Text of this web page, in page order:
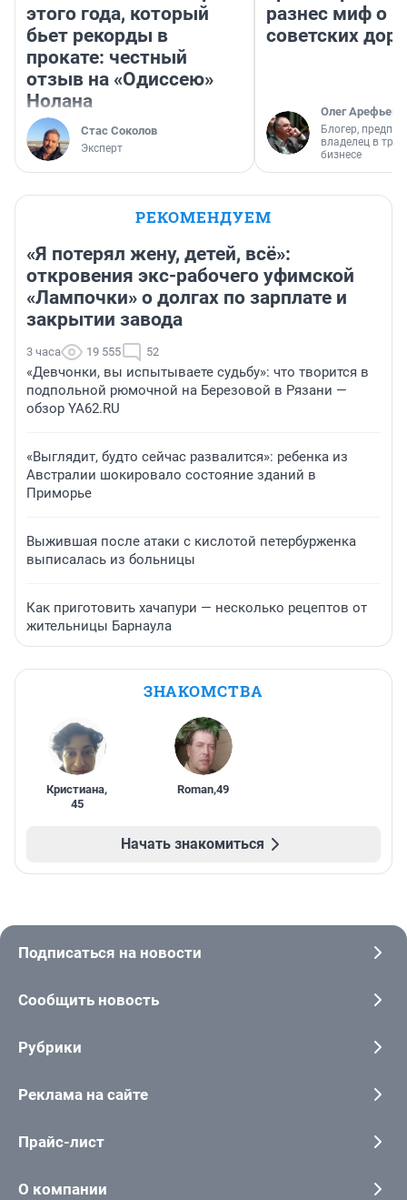
этого года, который
бьет рекорды в
прокате: честный
отзыв на «Одиссею»
Нолана
Стас Соколов
Эксперт
разнес миф о
советских
Олег Арефьев
Блогер,
владелец в
бизнесе
РЕКОМЕНДУЕМ
«Я потерял жену, детей, всё»:
откровения экс-рабочего уфимской
«Лампочки» о долгах по зарплате и
закрытии завода
3 часа 19 555 52
«Девчонки, вы испытываете судьбу»: что творится в
подпольной рюмочной на Березовой в Рязани —
обзор YA62.RU
«Выглядит, будто сейчас развалится»: ребенка из
Австралии шокировало состояние зданий в
Приморье
Выжившая после атаки с кислотой петербурженка
выписалась из больницы
Как приготовить хачапури — несколько рецептов от
жительницы Барнаула
ЗНАКОМСТВА
Кристиана,
45
Roman,49
Начать знакомиться
Подписаться на новости
Сообщить новость
Рубрики
Реклама на сайте
Прайс-лист
О компании